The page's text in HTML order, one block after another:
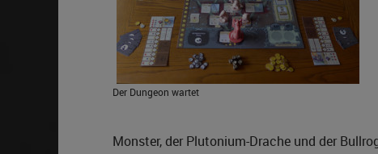
Der Dungeon wartet
Monster, der Plutonium-Drache und der